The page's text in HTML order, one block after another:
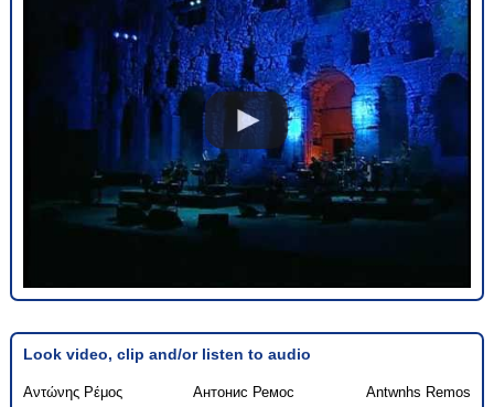
Look video, clip and/or listen to audio
Αντώνης Ρέμος Антонис Ремос Antwnhs Remos